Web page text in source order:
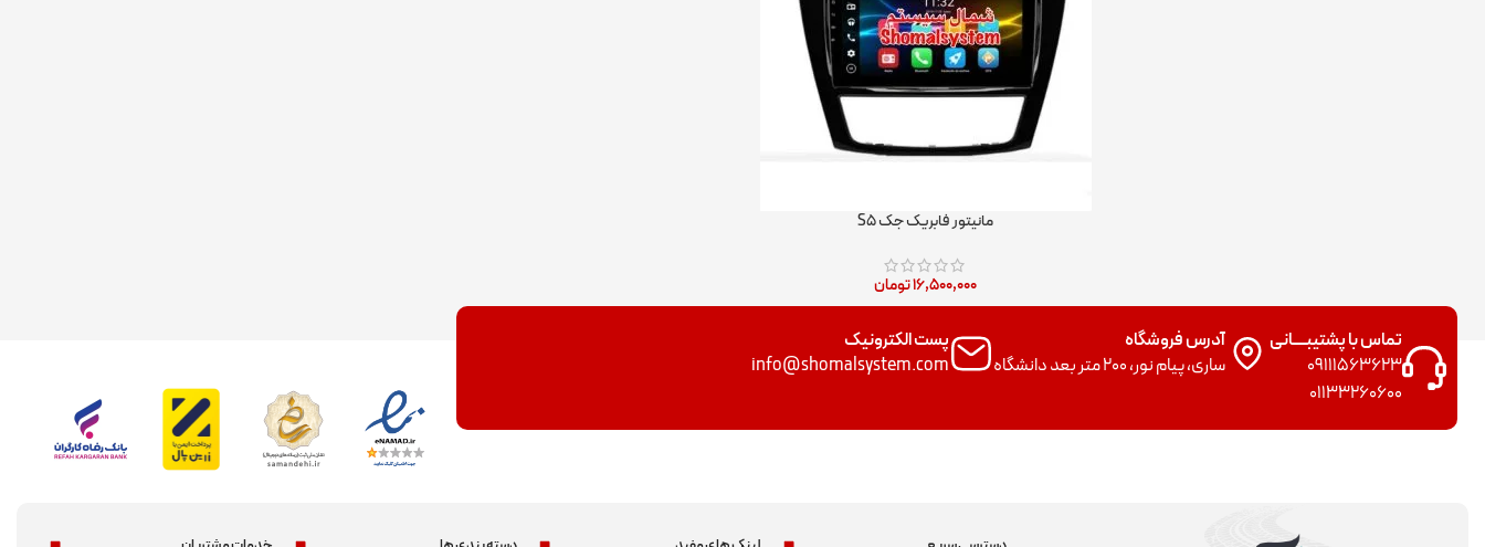
مانیتور فابریک جک S۵
۱۶,۵۰۰,۰۰۰تومان
تماس با پشتیبــــانی
09111563623
01133260600
آدرس فروشگاه
ساری، پیام نور، 200 متر بعد دانشگاه
پست الکترونیک
info@shomalsystem.com